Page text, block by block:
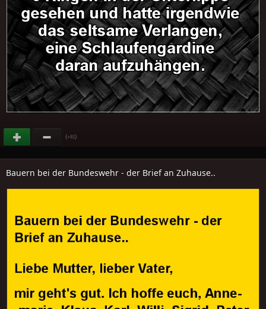
(+81)
Bauern bei der Bundeswehr - der Brief an Zuhause..